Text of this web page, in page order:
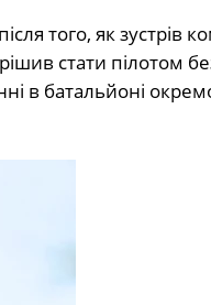
того, як зустрів
стати пілотом
в батальйоні